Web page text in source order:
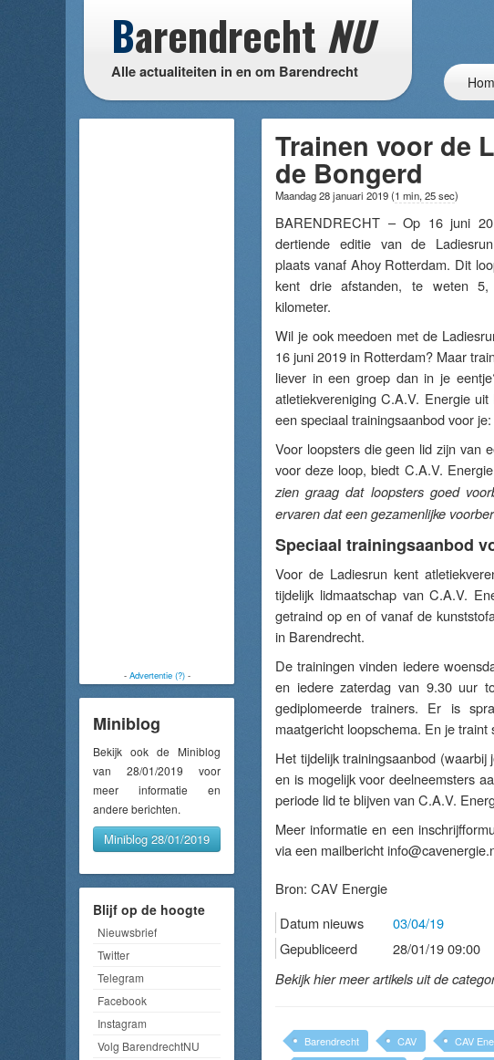
Barendrecht NU
Alle actualiteiten in en om Barendrecht
- Advertentie (?)-
Miniblog
Bekijk ook de Miniblog
van 28/01/2019 voor
meer informatie en
andere berichten.
Miniblog 28/01/2019
Blijf op de hoogte
Nieuwsbrief
Twitter
Telegram
Facebook
Instagram
Volg BarendrechtNU
Trainen voor de
de Bongerd
Maandag 28 januari 2019(1 min, 25 sec)
BARENDRECHT – Op 16 juni
dertiende editie van de
plaats vanaf Ahoy Rotterdam. Dit
kent drie afstanden, te weten
kilometer.
Wil je ook meedoen met de
16 juni 2019 in Rotterdam? Maar
liever in een groep dan in je
atletiekvereniging C.A.V. Energie uit
een speciaal trainingsaanbod voor je:
Voor loopsters die geen lid zijn van
voor deze loop, biedt C.A.V.
zien graag dat loopsters goed
ervaren dat een gezamenlijke
Speciaal trainingsaanbod
Voor de Ladiesrun kent
tijdelijk lidmaatschap van C.A.V.
getraind op en of vanaf de
in Barendrecht.
De trainingen vinden iedere
en iedere zaterdag van 9.30 uur
gediplomeerde trainers. Er is
maatgericht loopschema. En je
Het tijdelijk trainingsaanbod
en is mogelijk voor deelneemsters
periode lid te blijven van C.A.V.
Meer informatie en een
via een mailbericht
Bron: CAV Energie
Datum nieuws
03/04/19
Gepubliceerd
28/01/19 09:00
Bekijk hier meer artikels uit de
Barendrecht CAV CAV